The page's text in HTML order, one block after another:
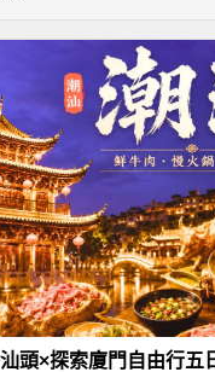
頭×探索廈門自由行五